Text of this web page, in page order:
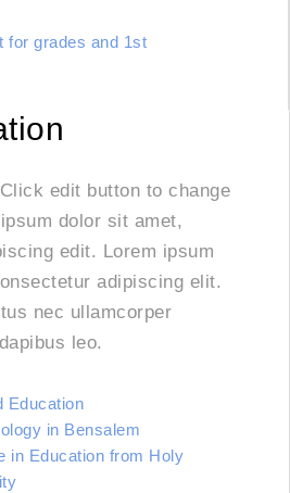
for grades and 1st
edit button to change
dolor sit amet,
edit. Lorem ipsum
adipiscing elit.
nec ullamcorper
leo.
Education
in Bensalem
in Education from Holy